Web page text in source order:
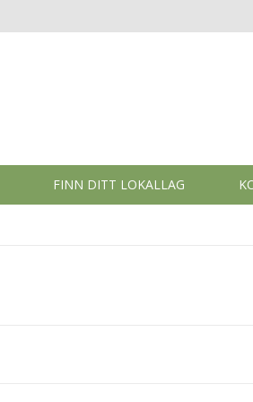
FINN DITT LOKALLAG